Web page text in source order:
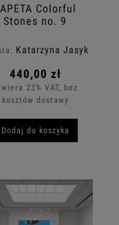
Colorful
Stones no. 9
Katarzyna Jasyk
440,00 zł
23% VAT, bez
kosztów dostawy
Dodaj do koszyka